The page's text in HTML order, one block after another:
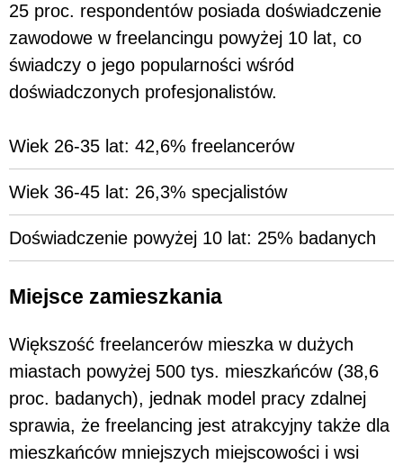
25 proc. respondentów posiada doświadczenie
zawodowe w freelancingu powyżej 10 lat, co
świadczy o jego popularności wśród
doświadczonych profesjonalistów.
Wiek 26-35 lat: 42,6% freelancerów
Wiek 36-45 lat: 26,3% specjalistów
Doświadczenie powyżej 10 lat: 25% badanych
Miejsce zamieszkania
Większość freelancerów mieszka w dużych
miastach powyżej 500 tys. mieszkańców (38,6
proc. badanych), jednak model pracy zdalnej
sprawia, że freelancing jest atrakcyjny także dla
mieszkańców mniejszych miejscowości i wsi